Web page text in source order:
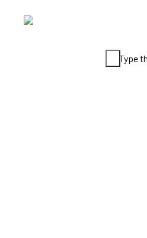
Type